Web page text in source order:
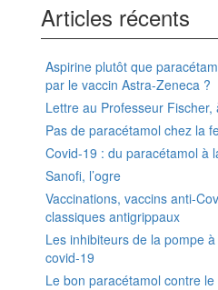
Articles récents
Aspirine plutôt que
par le vaccin Astra-Zeneca ?
Lettre au Professeur
Pas de paracétamol chez la
Covid-19 : du paracétamol à
Sanofi, l’ogre
Vaccinations, vaccins anti-
classiques antigrippaux
Les inhibiteurs de la pompe
covid-19
Le bon paracétamol contre le